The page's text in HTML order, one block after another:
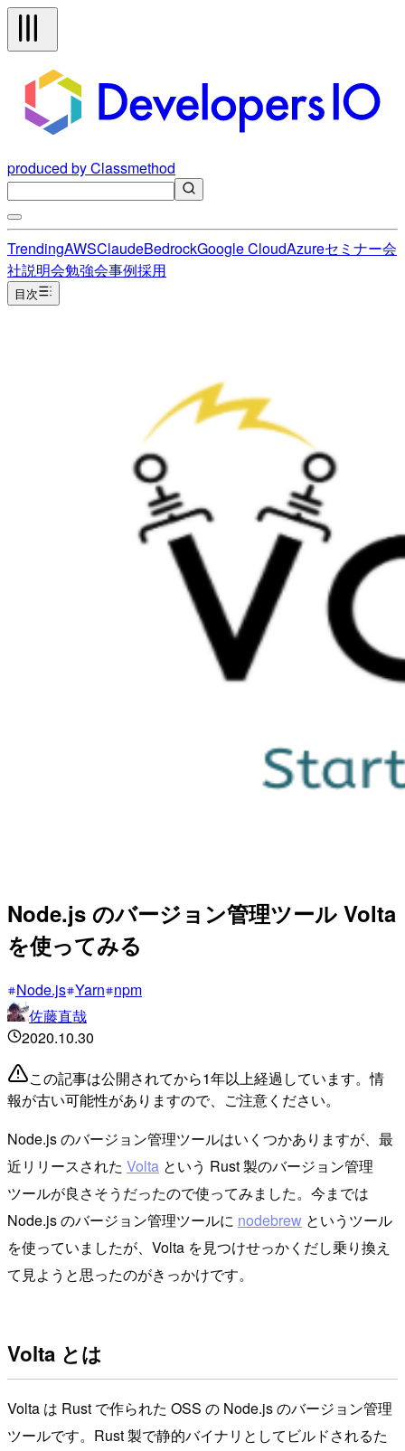
produced by Classmethod
TrendingAWSClaudeBedrockGoogle CloudAzureセミナー会
社説明会勉強会事例採用
目次
Node.js のバージョン管理ツール Volta
を使ってみる
Node.js Yarn npm
佐藤直哉
2020.10.30
この記事は公開されてから1年以上経過しています。情
報が古い可能性がありますので、ご注意ください。
Node.js のバージョン管理ツールはいくつかありますが、最
近リリースされた Volta という Rust 製のバージョン管理
ツールが良さそうだったので使ってみました。今までは
Node.js のバージョン管理ツールに nodebrew というツール
を使っていましたが、Volta を見つけせっかくだし乗り換え
て見ようと思ったのがきっかけです。
Volta とは
Volta は Rust で作られた OSS の Node.js のバージョン管理
ツールです。Rust 製で静的バイナリとしてビルドされるた